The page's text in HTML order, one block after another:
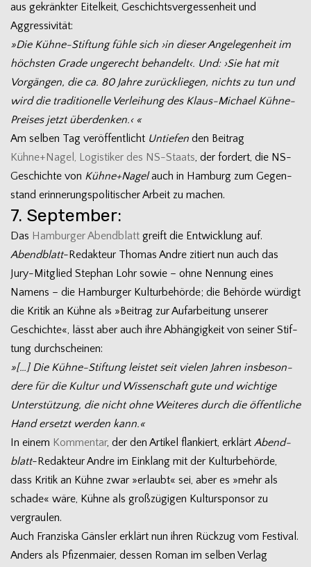
aus gekränk­ter Eitel­keit, Geschichts­ver­ges­sen­heit und
Aggressivität:
»Die Kühne-Stiftung fühle sich ›in die­ser Ange­le­gen­heit im
höchs­ten Grade unge­recht behan­delt‹. Und: ›Sie hat mit
Vor­gän­gen, die ca. 80 Jahre zurück­lie­gen, nichts zu tun und
wird die tra­di­tio­nelle Ver­lei­hung des Klaus-Michael Kühne-
Preises jetzt überdenken.‹ «
Am sel­ben Tag ver­öf­fent­licht Untie­fen den Bei­trag
Kühne+Nagel, Logis­ti­ker des NS-Staats, der for­dert, die NS-
Geschichte von Kühne+Nagelauch in Ham­burg zum Gegen­
stand erin­ne­rungs­po­li­ti­scher Arbeit zu machen.
7. September:
Das Ham­bur­ger Abend­blatt greift die Ent­wick­lung auf.
Abend­blatt-Redak­teur Tho­mas Andre zitiert nun auch das
Jury-Mitglied Ste­phan Lohr sowie – ohne Nen­nung eines
Namens – die Ham­bur­ger Kul­tur­be­hörde; die Behörde wür­digt
die Kri­tik an Kühne als »Bei­trag zur Auf­ar­bei­tung unse­rer
Geschichte«, lässt aber auch ihre Abhän­gig­keit von sei­ner Stif­
tung durchscheinen:
»[…] Die Kühne-Stiftung leis­tet seit vie­len Jah­ren ins­be­son­
dere für die Kul­tur und Wis­sen­schaft gute und wich­tige
Unter­stüt­zung, die nicht ohne Wei­te­res durch die öffent­li­che
Hand ersetzt wer­den kann.«
In einem Kom­men­tar, der den Arti­kel flan­kiert, erklärt Abend­
blatt-Redak­teur Andre im Ein­klang mit der Kul­tur­be­hörde,
dass Kri­tik an Kühne zwar »erlaubt« sei, aber es »mehr als
schade« wäre, Kühne als groß­zü­gi­gen Kul­tur­spon­sor zu
vergraulen.
Auch Fran­ziska Gäns­ler erklärt nun ihren Rück­zug vom Fes­ti­val.
Anders als Pfi­zen­maier, des­sen Roman im sel­ben Ver­lag